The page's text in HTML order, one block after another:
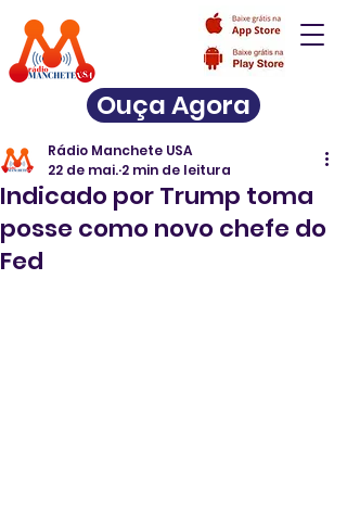
Ouça Agora
Indicado por Trump toma
posse como novo chefe do
Fed
Rádio Manchete USA
22 de mai. 2 min de leitura